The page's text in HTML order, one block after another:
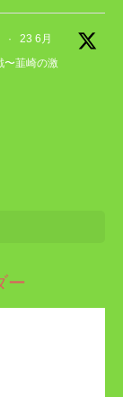
·
23 6月
〜韮崎の激
ー